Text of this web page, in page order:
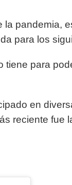
la pandemia,
para los
tiene para
en
reciente fue